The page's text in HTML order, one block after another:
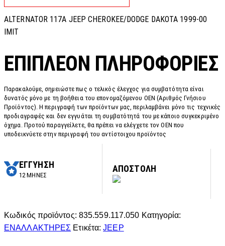
ALTERNATOR 117A JEEP CHEROKEE/DODGE DAKOTA 1999-00
IMIT
ΕΠΙΠΛΈΟΝ ΠΛΗΡΟΦΟΡΊΕΣ
Παρακαλούμε, σημειώστε πως ο τελικός έλεγχος για συμβατότητα είναι
δυνατός μόνο με τη βοήθεια του επονομαζόμενου OEN (Αριθμός Γνήσιου
Προϊόντος). Η περιγραφή των προϊόντων μας, περιλαμβάνει μόνο τις τεχνικές
προδιαγραφές και δεν εγγυάται τη συμβατότητά του με κάποιο συγκεκριμένο
όχημα. Προτού παραγγείλετε, θα πρέπει να ελέγχετε τον OEN που
υποδεικνύετε στην περιγραφή του αντίστοιχου προϊόντος
ΕΓΓΥΗΣΗ
12 ΜΗΝΕΣ
ΑΠΟΣΤΟΛΗ
Κωδικός προϊόντος: 835.559.117.050 Κατηγορία:
ΕΝΑΛΛΑΚΤΗΡΕΣ Ετικέτα:JEEP